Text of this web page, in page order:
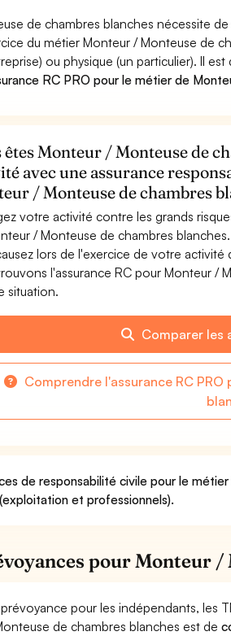
de chambres blanches nécessite
du métier Monteur / Monteuse de
ou physique (un particulier). Il
RC PRO pour le métier de
êtes Monteur / Monteuse de
avec une assurance
/ Monteuse de chambres
votre activité contre les grands
/ Monteuse de chambres
lors de l'exercice de votre
l'assurance RC pour Monteur /
situation.
Comparer les
Comprendre l'assurance RC
de responsabilité civile pour le
et professionnels).
pour Monteur
pour les indépendants, les
de chambres blanches est de